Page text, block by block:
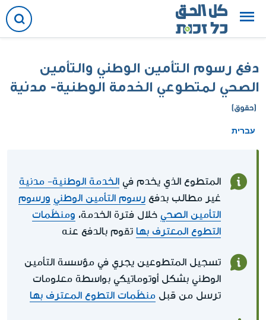
دفع رسوم التأمين الوطني والتأمين
الصحي لمتطوعي الخدمة الوطنية- مدنية
(حقوق)
עברית
المتطوع الذي يخدم في الخدمة الوطنية- مدنية
غير مطالب بدفع رسوم التأمين الوطني ورسوم
التأمين الصحي خلال فترة الخدمة، ومنظّمات
التطوع المعترف بها تقوم بالدفع عنه
تسجيل المتطوعين يجري في مؤسسة التأمين
الوطني بشكل أوتوماتيكي بواسطة معلومات
ترسل من قبل منظّمات التطوع المعترف بها